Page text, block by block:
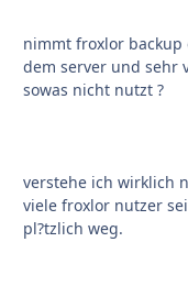
nimmt froxlor
dem server und sehr
sowas nicht nutzt ?
verstehe ich wirklich
viele froxlor nutzer
pl?tzlich weg.